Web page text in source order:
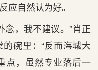
应自然认为好。
念，我不建议。”肖正
碗里：“反而海城大
点，虽然专业落后一